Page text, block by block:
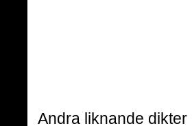
Andra liknande dikter